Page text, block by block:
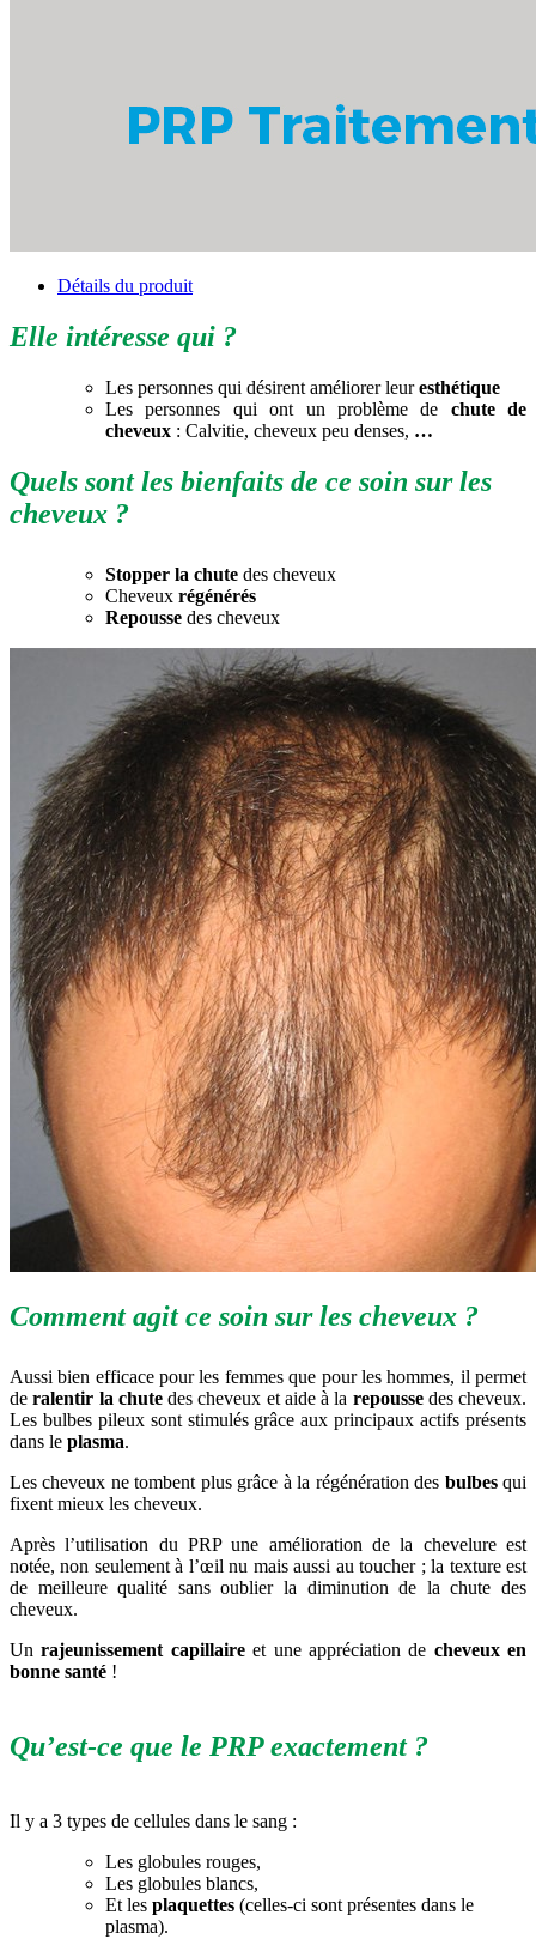
Détails du produit
Elle intéresse qui ?
Les personnes qui désirent améliorer leuresthétique
Les personnes qui ont un problème de chute de
cheveux : Calvitie, cheveux peu denses, …
Quels sont les bienfaits de ce soin sur les
cheveux ?
Stopper la chute des cheveux
Cheveux régénérés
Repousse des cheveux
Comment agit ce soin sur les cheveux ?
Aussi bien efficace pour les femmes que pour les hommes, il permet
deralentir la chute des cheveux et aide à la repousse des cheveux.
Les bulbes pileux sont stimulés grâce aux principaux actifs présents
dans le plasma.
Les cheveux ne tombent plus grâce à la régénération des bulbesqui
fixent mieux les cheveux.
Après l’utilisation du PRP une amélioration de la chevelure est
notée, non seulement à l’œil nu mais aussi au toucher ; la texture est
de meilleure qualité sans oublier la diminution de la chute des
cheveux.
Unrajeunissement capillaireet une appréciation de cheveux en
bonne santé !
Qu’est-ce que le PRP exactement ?
Il y a 3 types de cellules dans le sang :
Les globules rouges,
Les globules blancs,
Et les plaquettes (celles-ci sont présentes dans le
plasma).